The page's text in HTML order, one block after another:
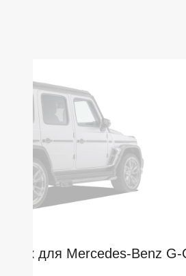
для Mercedes-Benz G-